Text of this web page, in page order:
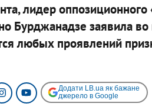
лидер
Бурджанадзе заявила
любых проявлений
Додати LB.ua як бажане
джерело в Google